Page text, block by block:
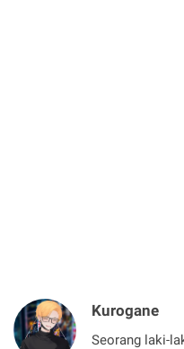
Kurogane
Seorang laki-